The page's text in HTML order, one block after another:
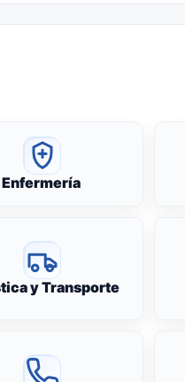
Enfermería
y Transporte